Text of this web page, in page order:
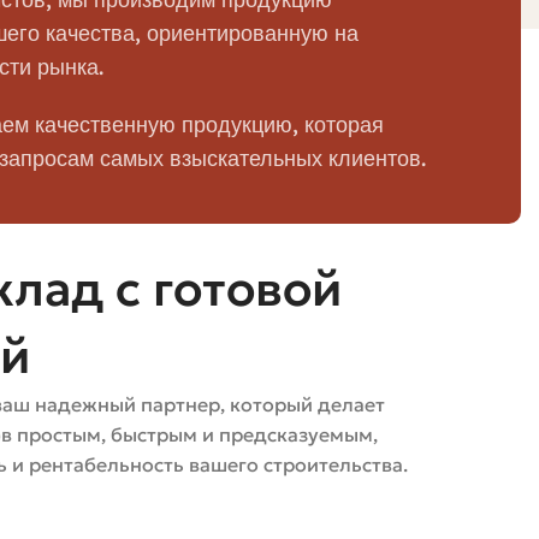
разную себестоимость производства и,
цену.
немного дороже, но с более удобной доставкой и
дают цену за куб упакованного кирпича, другие —
качества, ориентированную на
рынка.
качественную продукцию, которая
самых взыскательных клиентов.
с готовой
надежный партнер, который делает
простым, быстрым и предсказуемым,
рентабельность вашего строительства.